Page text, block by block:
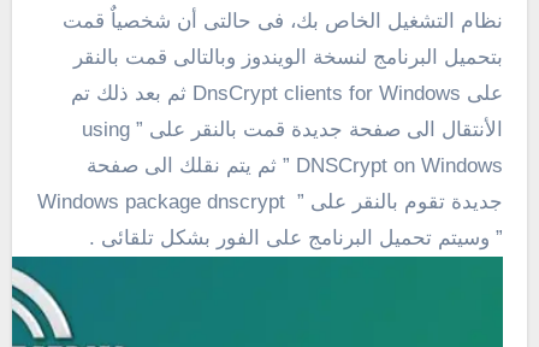
نظام التشغيل الخاص بك، فى حالتى أن شخصياٌ قمت
بتحميل البرنامج لنسخة الويندوز وبالتالى قمت بالنقر
على DnsCrypt clients for Windows ثم بعد ذلك تم
الأنتقال الى صفحة جديدة قمت بالنقر على ” using
DNSCrypt on Windows ” ثم يتم نقلك الى صفحة
جديدة تقوم بالنقر على ” Windows package dnscrypt
” وسيتم تحميل البرنامج على الفور بشكل تلقائى .